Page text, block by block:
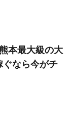
本最大級の大
ぐなら今がチ